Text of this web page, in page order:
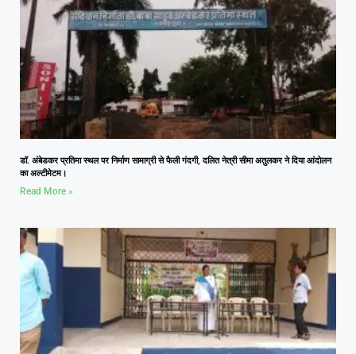
डॉ. अंबेडकर प्रतिमा स्थल पर निर्माण सामाग्री से फैली गंदगी, दलित नेत्री सीमा अतुलकर ने दिया आंदोलन
का अल्टीमेटम।
Read More »